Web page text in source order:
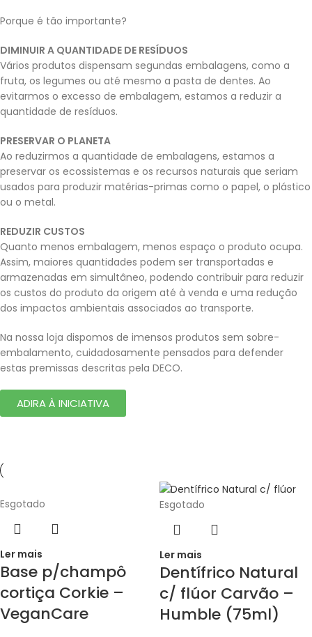
Porque é tão importante?
DIMINUIR A QUANTIDADE DE RESÍDUOS
Vários produtos dispensam segundas embalagens, como a
fruta, os legumes ou até mesmo a pasta de dentes. Ao
evitarmos o excesso de embalagem, estamos a reduzir a
quantidade de resíduos.
PRESERVAR O PLANETA
Ao reduzirmos a quantidade de embalagens, estamos a
preservar os ecossistemas e os recursos naturais que seriam
usados para produzir matérias-primas como o papel, o plástico
ou o metal.
REDUZIR CUSTOS
Quanto menos embalagem, menos espaço o produto ocupa.
Assim, maiores quantidades podem ser transportadas e
armazenadas em simultâneo, podendo contribuir para reduzir
os custos do produto da origem até à venda e uma redução
dos impactos ambientais associados ao transporte.
Na nossa loja dispomos de imensos produtos sem sobre-
embalamento, cuidadosamente pensados para defender
estas premissas descritas pela DECO.
ADIRA À INICIATIVA
Esgotado
Ler mais
Base p/champô
cortiça Corkie –
VeganCare
Esgotado
Ler mais
Dentífrico Natural
c/ flúor Carvão –
Humble (75ml)